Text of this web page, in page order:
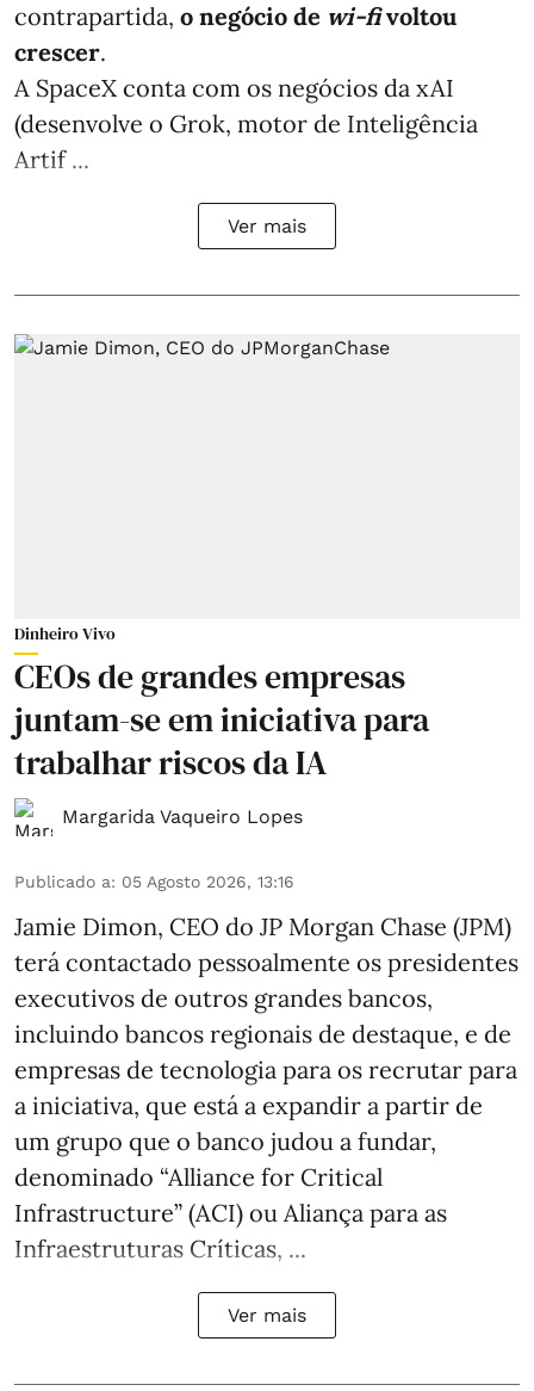
contrapartida, o negócio de wi-fivoltou
crescer.
A SpaceX conta com os negócios da xAI
(desenvolve o Grok, motor de Inteligência
Artif ...
Ver mais
Dinheiro Vivo
CEOs de grandes empresas
juntam-se em iniciativa para
trabalhar riscos da IA
Margarida Vaqueiro Lopes
Publicado a: 05 Agosto 2026, 13:16
Jamie Dimon, CEO do JP Morgan Chase (JPM)
terá contactado pessoalmente os presidentes
executivos de outros grandes bancos,
incluindo bancos regionais de destaque, e de
empresas de tecnologia para os recrutar para
a iniciativa, que está a expandir a partir de
um grupo que o banco judou a fundar,
denominado “Alliance for Critical
Infrastructure” (ACI) ou Aliança para as
Infraestruturas Críticas, ...
Ver mais